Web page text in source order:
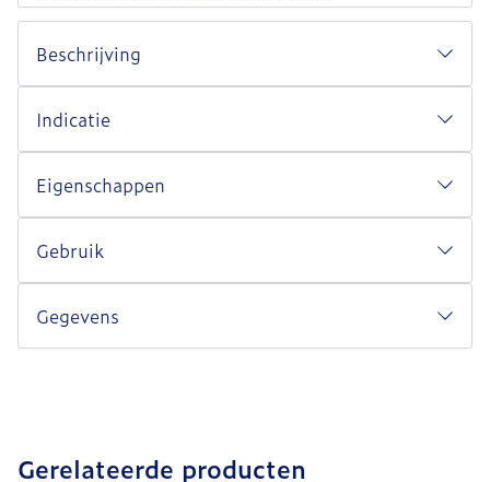
Beschrijving
Indicatie
Eigenschappen
Gebruik
Gegevens
Gerelateerde producten